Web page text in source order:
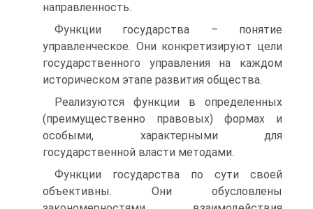
направленность.
Функции государства – понятие
управленческое. Они конкретизируют цели
государственного управления на каждом
историческом этапе развития общества.
Реализуются функции в определенных
(преимущественно правовых) формах и
особыми, характерными для
государственной власти методами.
Функции государства по сути своей
объективны. Они обусловлены